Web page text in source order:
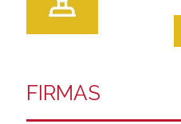
FIRMAS